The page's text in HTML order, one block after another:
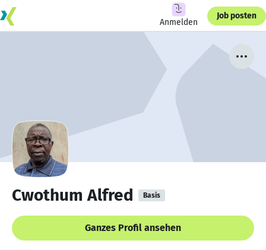
Anmelden
Job posten
Cwothum Alfred Basis
Ganzes Profil ansehen